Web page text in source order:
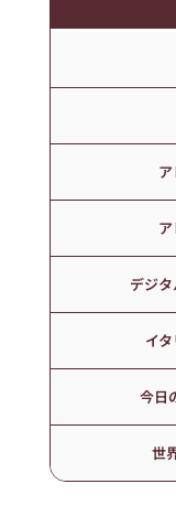
デジ
イ
今日
世